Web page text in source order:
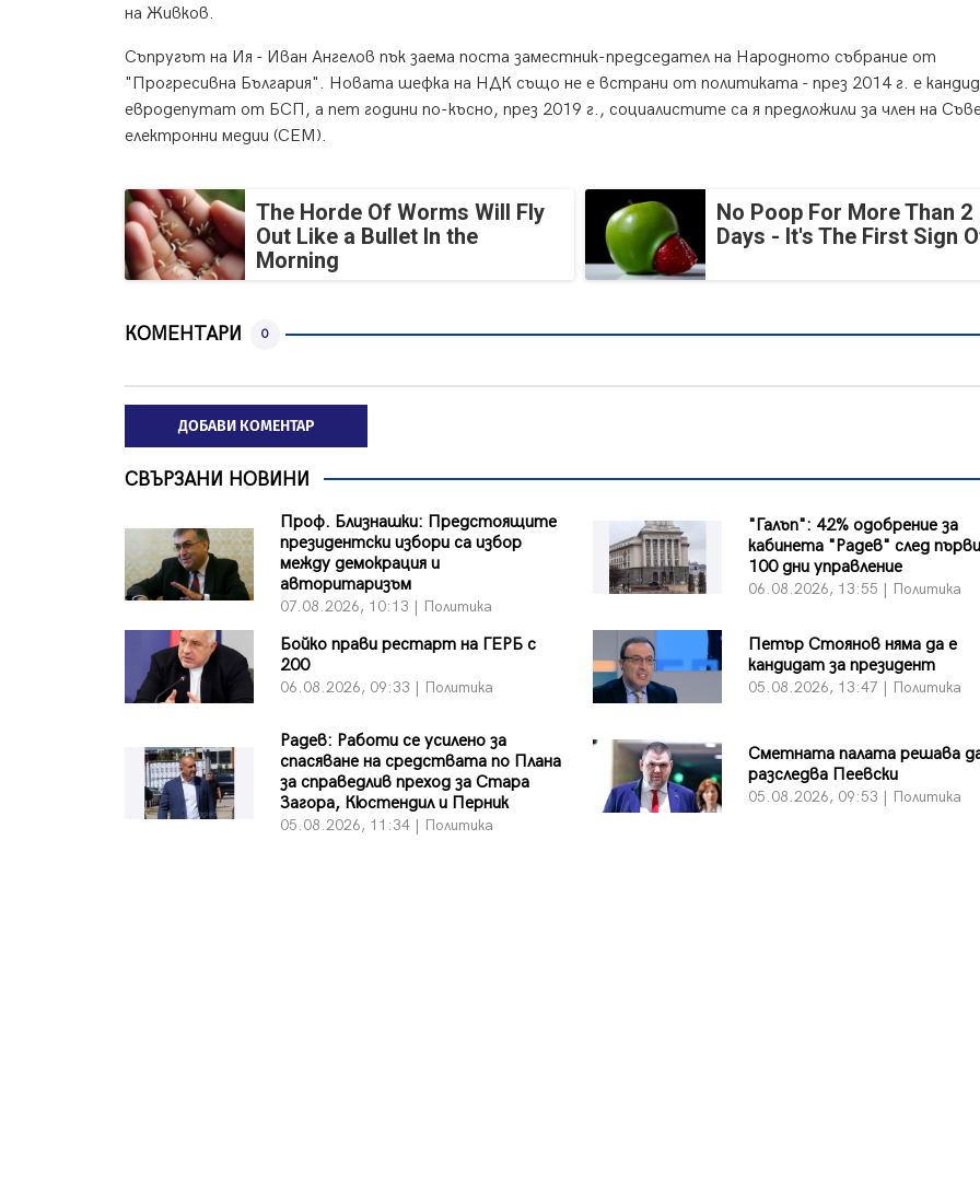
на Живков.
Съпругът на Ия - Иван Ангелов пък заема поста заместник-председател на Народното събрание от
"Прогресивна България". Новата шефка на НДК също не е встрани от политиката - през 2014 г. е
евродепутат от БСП, а пет години по-късно, през 2019 г., социалистите са я предложили за член на
електронни медии (СЕМ).
The Horde Of Worms Will Fly
Out Like a Bullet In the
Morning
No Poop For More Than 2
Days - It's The First Sign
КОМЕНТАРИ 0
ДОБАВИ КОМЕНТАР
СВЪРЗАНИ НОВИНИ
Проф. Близнашки: Предстоящите
президентски избори са избор
между демокрация и
авторитаризъм
07.08.2026, 10:13 | Политика
"Галъп": 42% одобрение за
кабинета "Радев" след
100 дни управление
06.08.2026, 13:55 | Политика
Бойко прави рестарт на ГЕРБ с
200
06.08.2026, 09:33 | Политика
Петър Стоянов няма да е
кандидат за президент
05.08.2026, 13:47 | Политика
Радев: Работи се усилено за
спасяване на средствата по Плана
за справедлив преход за Стара
Загора, Кюстендил и Перник
05.08.2026, 11:34 | Политика
Сметната палата решава
разследва Пеевски
05.08.2026, 09:53 | Политика